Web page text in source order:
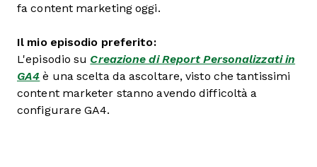
fa content marketing oggi.
Il mio episodio preferito:
L'episodio su Creazione di Report Personalizzati in
GA4 è una scelta da ascoltare, visto che tantissimi
content marketer stanno avendo difficoltà a
configurare GA4.